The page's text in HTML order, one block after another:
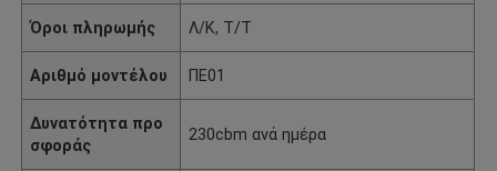
Όροι πληρωμής Λ/Κ, Τ/Τ
Αριθμό μοντέλου ΠΕ01
Δυνατότητα προ
σφοράς
230cbm ανά ημέρα